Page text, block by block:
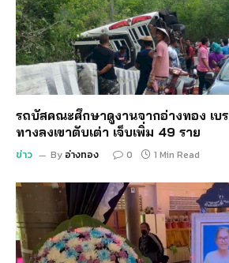
รถบัสคณะศึกษาดูงานจากอ่างทอง เบ
ทางลงเขาตับเต่า เจ็บเพิ่ม 49 ราย
ข่าว By อ่างทอง 0 1 Min Read